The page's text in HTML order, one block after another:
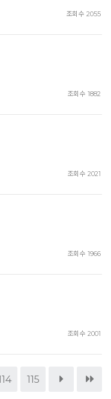
조회수 2055
조회수 1882
조회수 2021
조회수 1966
조회수 2001
115